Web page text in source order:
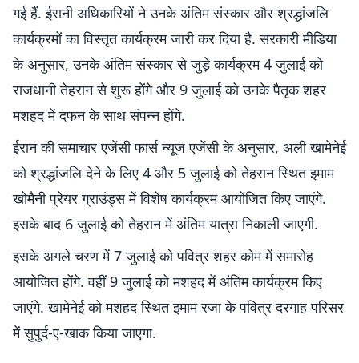
गई हैं. ईरानी अधिकारियों ने उनके अंतिम संस्कार और श्रद्धांजलि
कार्यक्रमों का विस्तृत कार्यक्रम जारी कर दिया है. सरकारी मीडिया
के अनुसार, उनके अंतिम संस्कार से जुड़े कार्यक्रम 4 जुलाई को
राजधानी तेहरान से शुरू होंगे और 9 जुलाई को उनके पैतृक शहर
मशहद में दफन के साथ संपन्न होंगे.
ईरान की समाचार एजेंसी फार्स न्यूज एजेंसी के अनुसार, अली खामेनेई
को श्रद्धांजलि देने के लिए 4 और 5 जुलाई को तेहरान स्थित इमाम
खोमैनी प्रेयर ग्राउंड्स में विशेष कार्यक्रम आयोजित किए जाएंगे.
इसके बाद 6 जुलाई को तेहरान में अंतिम यात्रा निकाली जाएगी.
इसके अगले चरण में 7 जुलाई को पवित्र शहर कोम में समारोह
आयोजित होंगे. वहीं 9 जुलाई को मशहद में अंतिम कार्यक्रम किए
जाएंगे. खामेनेई को मशहद स्थित इमाम रजा के पवित्र दरगाह परिसर
में सुपुर्द-ए-खाक किया जाएगा.